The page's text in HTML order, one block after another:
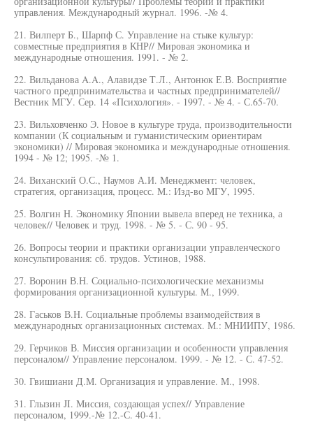
управления. Международный журнал. 1996. -№ 4.
21. Вилперт Б., Шарпф С. Управление на стыке культур:
совместные предприятия в КНР// Мировая экономика и
международные отношения. 1991. - № 2.
22. Вильданова A.A., Алавидзе Т.Л., Антонюк Е.В. Восприятие
частного предпринимательства и частных предпринимателей//
Вестник МГУ. Сер. 14 «Психология». - 1997. - № 4. - С.65-70.
23. Вильховченко Э. Новое в культуре труда, производительности
компании (К социальным и гуманистическим ориентирам
экономики) // Мировая экономика и международные отношения.
1994 - № 12; 1995. -№ 1.
24. Виханский О.С., Наумов А.И. Менеджмент: человек,
стратегия, организация, процесс. М.: Изд-во МГУ, 1995.
25. Волгин Н. Экономику Японии вывела вперед не техника, а
человек// Человек и труд. 1998. - № 5. - С. 90 - 95.
26. Вопросы теории и практики организации управленческого
консультирования: сб. трудов. Устинов, 1988.
27. Воронин В.Н. Социально-психологические механизмы
формирования организационной культуры. М., 1999.
28. Гаськов В.Н. Социальные проблемы взаимодействия в
международных организационных системах. М.: МНИИПУ, 1986.
29. Герчиков В. Миссия организации и особенности управления
персоналом// Управление персоналом. 1999. - № 12. - С. 47-52.
30. Гвишиани Д.М. Организация и управление. М., 1998.
31. Глызин JI. Миссия, создающая успех// Управление
персоналом, 1999.-№ 12.-С. 40-41.